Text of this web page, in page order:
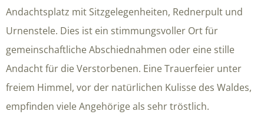
Andachtsplatz mit Sitzgelegenheiten, Rednerpult und
Urnenstele. Dies ist ein stimmungsvoller Ort für
gemeinschaftliche Abschiednahmen oder eine stille
Andacht für die Verstorbenen. Eine Trauerfeier unter
freiem Himmel, vor der natürlichen Kulisse des Waldes,
empfinden viele Angehörige als sehr tröstlich.